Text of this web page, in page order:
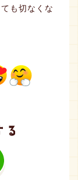
も切なくな